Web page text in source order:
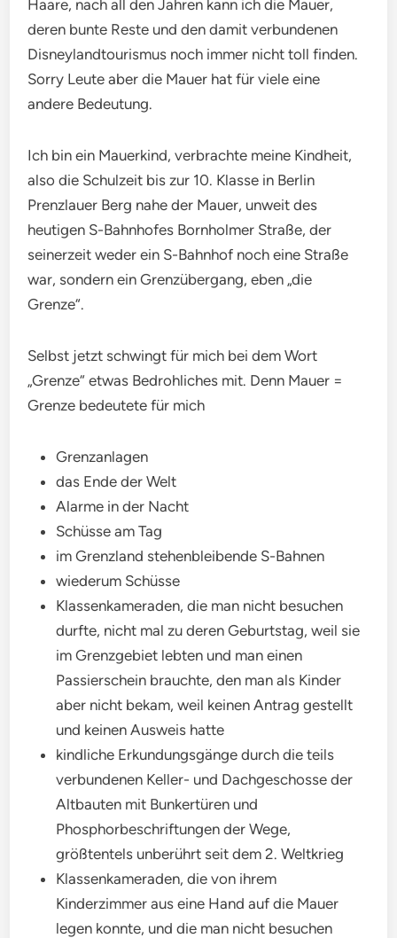
Haare, nach all den Jahren kann ich die Mauer,
deren bunte Reste und den damit verbundenen
Disneylandtourismus noch immer nicht toll finden.
Sorry Leute aber die Mauer hat für viele eine
andere Bedeutung.
Ich bin ein Mauerkind, verbrachte meine Kindheit,
also die Schulzeit bis zur 10. Klasse in Berlin
Prenzlauer Berg nahe der Mauer, unweit des
heutigen S-Bahnhofes Bornholmer Straße, der
seinerzeit weder ein S-Bahnhof noch eine Straße
war, sondern ein Grenzübergang, eben „die
Grenze“.
Selbst jetzt schwingt für mich bei dem Wort
„Grenze“ etwas Bedrohliches mit. Denn Mauer =
Grenze bedeutete für mich
Grenzanlagen
das Ende der Welt
Alarme in der Nacht
Schüsse am Tag
im Grenzland stehenbleibende S-Bahnen
wiederum Schüsse
Klassenkameraden, die man nicht besuchen
durfte, nicht mal zu deren Geburtstag, weil sie
im Grenzgebiet lebten und man einen
Passierschein brauchte, den man als Kinder
aber nicht bekam, weil keinen Antrag gestellt
und keinen Ausweis hatte
kindliche Erkundungsgänge durch die teils
verbundenen Keller- und Dachgeschosse der
Altbauten mit Bunkertüren und
Phosphorbeschriftungen der Wege,
größtentels unberührt seit dem 2. Weltkrieg
Klassenkameraden, die von ihrem
Kinderzimmer aus eine Hand auf die Mauer
legen konnte, und die man nicht besuchen